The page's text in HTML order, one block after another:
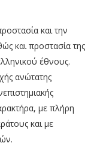
και την
και προστασία της
έθνους.
ανώτατης
με πλήρη
και με